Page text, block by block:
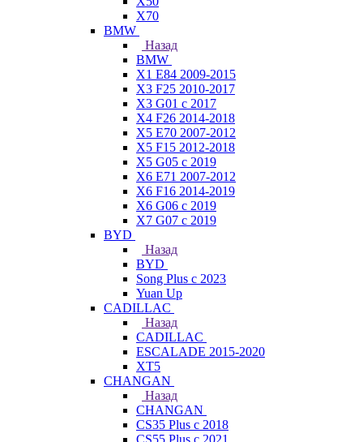
X70
BMW
Назад
BMW
X1 E84 2009-2015
X3 F25 2010-2017
X3 G01 с 2017
X4 F26 2014-2018
X5 E70 2007-2012
X5 F15 2012-2018
X5 G05 с 2019
X6 E71 2007-2012
X6 F16 2014-2019
X6 G06 с 2019
X7 G07 с 2019
BYD
Назад
BYD
Song Plus с 2023
Yuan Up
CADILLAC
Назад
CADILLAC
ESСALADE 2015-2020
XT5
CHANGAN
Назад
CHANGAN
CS35 Plus с 2018
CS55 Plus с 2021